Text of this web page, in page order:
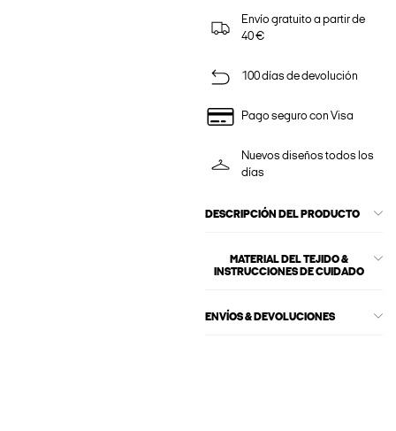
Envío gratuito a partir de
40 €
100 días de devolución
Pago seguro con Visa
Nuevos diseños todos los
días
DESCRIPCIÓN DEL PRODUCTO
MATERIAL DEL TEJIDO &
INSTRUCCIONES DE CUIDADO
ENVÍOS & DEVOLUCIONES